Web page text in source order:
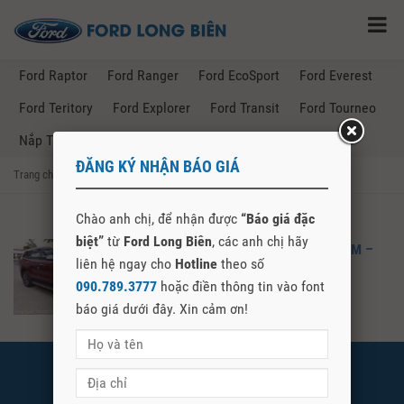
Ford Raptor Ford Ranger Ford EcoSport
Ford Everest
Ford Teritory
Ford Explorer Ford Transit
Ford Tourneo
Nắp Thùng Ford Ranger
Trang chủ Posts Tagged "mua bán xe ford tại quảng nam"
MUA BÁN XE FORD TẠI QUẢNG NAM –
FORD LONG BIÊN
ĐĂNG KÝ NHẬN BÁO GIÁ
Chào anh chị, để nhận được “Báo giá đặc
biệt” từ Ford Long Biên, các anh chị hãy
liên hệ ngay cho Hotline theo số
090.789.3777 hoặc điền thông tin vào font
báo giá dưới đây. Xin cảm ơn!